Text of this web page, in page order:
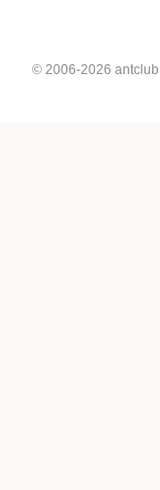
© 2006-2026